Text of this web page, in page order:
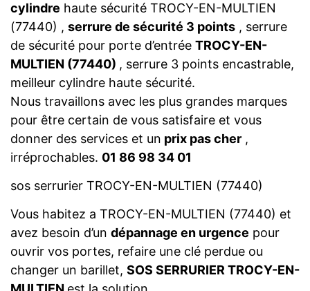
cylindre haute sécurité TROCY-EN-MULTIEN
(77440) , serrure de sécurité 3 points , serrure
de sécurité pour porte d’entrée TROCY-EN-
MULTIEN (77440) , serrure 3 points encastrable,
meilleur cylindre haute sécurité.
Nous travaillons avec les plus grandes marques
pour être certain de vous satisfaire et vous
donner des services et un prix pas cher ,
irréprochables. 01 86 98 34 01
sos serrurier TROCY-EN-MULTIEN (77440)
Vous habitez a TROCY-EN-MULTIEN (77440) et
avez besoin d’un dépannage en urgence pour
ouvrir vos portes, refaire une clé perdue ou
changer un barillet, SOS SERRURIER TROCY-EN-